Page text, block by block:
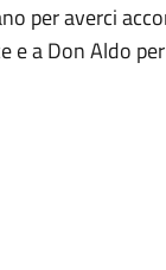
per averci
a Don Aldo